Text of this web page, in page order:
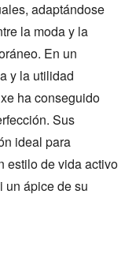
adaptándose
la moda y la
En un
y la utilidad
ha conseguido
Sus
ideal para
estilo de vida activo
un ápice de su